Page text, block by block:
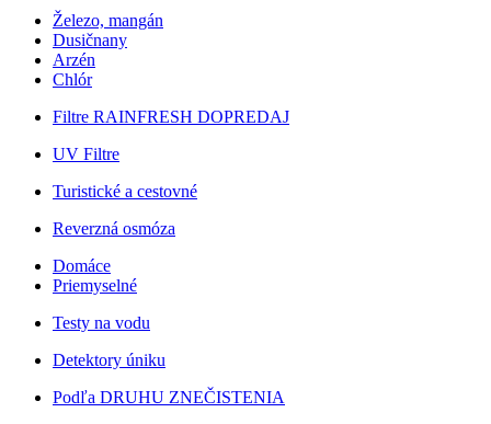
Železo, mangán
Dusičnany
Arzén
Chlór
Filtre RAINFRESH DOPREDAJ
UV Filtre
Turistické a cestovné
Reverzná osmóza
Domáce
Priemyselné
Testy na vodu
Detektory úniku
Podľa DRUHU ZNEČISTENIA